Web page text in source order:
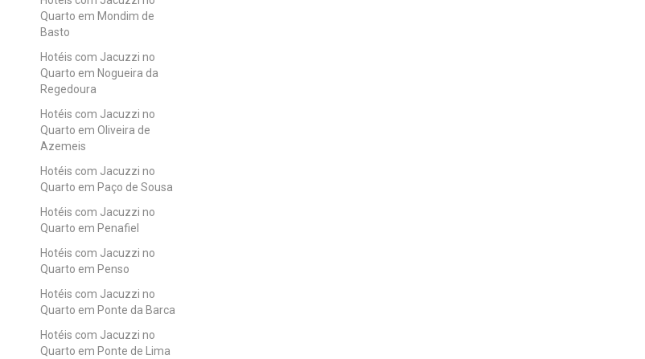
Quarto em Mondim de
Basto
Hotéis com Jacuzzi no
Quarto em Nogueira da
Regedoura
Hotéis com Jacuzzi no
Quarto em Oliveira de
Azemeis
Hotéis com Jacuzzi no
Quarto em Paço de Sousa
Hotéis com Jacuzzi no
Quarto em Penafiel
Hotéis com Jacuzzi no
Quarto em Penso
Hotéis com Jacuzzi no
Quarto em Ponte da Barca
Hotéis com Jacuzzi no
Quarto em Ponte de Lima